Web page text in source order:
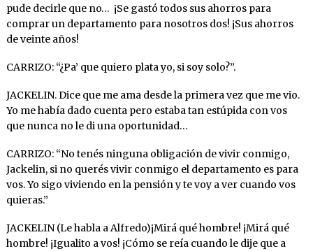
pude decirle que no… ¡Se gastó todos sus ahorros para
comprar un departamento para nosotros dos! ¡Sus ahorros
de veinte años!
CARRIZO: “¿Pa’ que quiero plata yo, si soy solo?”.
JACKELIN. Dice que me ama desde la primera vez que me vio.
Yo me había dado cuenta pero estaba tan estúpida con vos
que nunca no le di una oportunidad…
CARRIZO: “No tenés ninguna obligación de vivir conmigo,
Jackelin, si no querés vivir conmigo el departamento es para
vos. Yo sigo viviendo en la pensión y te voy a ver cuando vos
quieras.”
JACKELIN (Le habla a Alfredo)¡Mirá qué hombre! ¡Mirá qué
hombre! ¡Igualito a vos! ¡Cómo se reía cuando le dije que a